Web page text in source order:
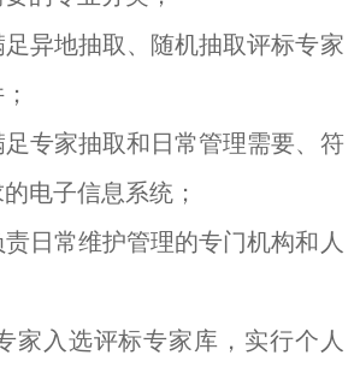
足异地抽取、随机抽取评标专家
足专家抽取和日常管理需要、符
电子信息系统；
责日常维护管理的专门机构和人
家入选评标专家库，实行个人